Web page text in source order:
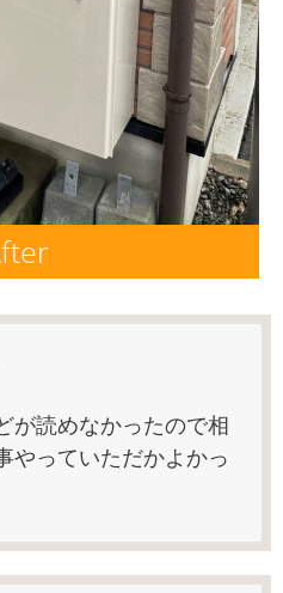
が読めなかったので相
やっていただかよかっ